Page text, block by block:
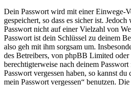
Dein Passwort wird mit einer Einwege-
gespeichert, so dass es sicher ist.
Passwort nicht auf einer Vielzahl von
Passwort ist dein Schlüssel zu deinem
also geh mit ihm sorgsam um.
des Betreibers, von phpBB Limited
berechtigterweise nach deinem
Passwort vergessen haben, so kannst
mein Passwort vergessen“ benutzen.